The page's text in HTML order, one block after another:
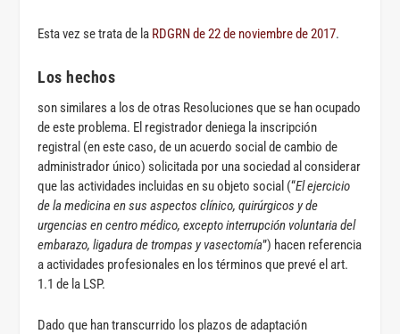
Esta vez se trata de la RDGRN de 22 de noviembre de 2017.
Los hechos
son similares a los de otras Resoluciones que se han ocupado
de este problema. El registrador deniega la inscripción
registral (en este caso, de un acuerdo social de cambio de
administrador único) solicitada por una sociedad al considerar
que las actividades incluidas en su objeto social (“El ejercicio
de la medicina en sus aspectos clínico, quirúrgicos y de
urgencias en centro médico, excepto interrupción voluntaria del
embarazo, ligadura de trompas y vasectomía”) hacen referencia
a actividades profesionales en los términos que prevé el art.
1.1 de la LSP.
Dado que han transcurrido los plazos de adaptación